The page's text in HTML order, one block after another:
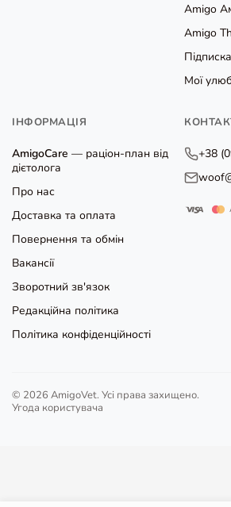
Amigo
Amigo
Мої
ІНФОРМАЦІЯ
AmigoCare — раціон-план від
дієтолога
Про нас
Доставка та оплата
Повернення та обмін
Вакансії
Зворотний зв'язок
Редакційна політика
Політика конфіденційності
+38
© 2026 AmigoVet. Усі права захищено.
Угода користувача